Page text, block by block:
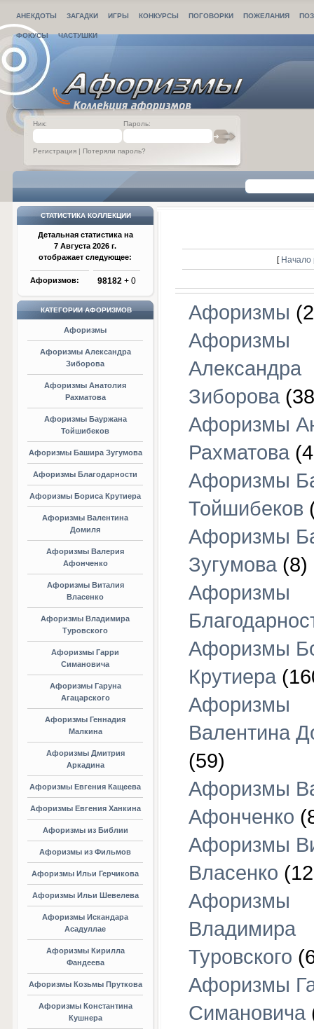
АНЕКДОТЫ ЗАГАДКИ ИГРЫ КОНКУРСЫ ПОГОВОРКИ ПОЖЕЛАНИЯ
ФОКУСЫ ЧАСТУШКИ
Ник: Пароль:
Регистрация | Потеряли пароль?
СТАТИСТИКА КОЛЛЕКЦИИ
Детальная статистика на
7 Августа 2026 г.
отображает следующее:
Афоризмов: 98182 + 0
КАТЕГОРИИ АФОРИЗМОВ
Афоризмы
Афоризмы Александра
Зиборова
Афоризмы Анатолия
Рахматова
Афоризмы Бауржана
Тойшибеков
Афоризмы Башира Зугумова
Афоризмы Благодарности
Афоризмы Бориса Крутиера
Афоризмы Валентина
Домиля
Афоризмы Валерия
Афонченко
Афоризмы Виталия
Власенко
Афоризмы Владимира
Туровского
Афоризмы Гарри
Симановича
Афоризмы Гаруна
Агацарского
Афоризмы Геннадия
Малкина
Афоризмы Дмитрия
Аркадина
Афоризмы Евгения Кащеева
Афоризмы Евгения Ханкина
Афоризмы из Библии
Афоризмы из Фильмов
Афоризмы Ильи Герчикова
Афоризмы Ильи Шевелева
Афоризмы Искандара
Асадуллае
Афоризмы Кирилла
Фандеева
Афоризмы Козьмы Пруткова
Афоризмы Константина
Кушнера
[ Начало
Афоризмы
Афоризмы
Александра
Зиборова
Афоризмы
Рахматова
Афоризмы
Тойшибеков
Афоризмы
Зугумова (8)
Афоризмы
Афоризмы
Крутиера
Афоризмы
Валентина
(59)
Афоризмы
Афонченко
Афоризмы
Власенко
Афоризмы
Владимира
Туровского
Афоризмы
Симановича